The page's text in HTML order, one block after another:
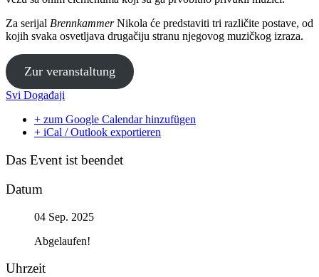
Za serijal BrennkammerNikola će predstaviti tri različite postave, od
kojih svaka osvetljava drugačiju stranu njegovog muzičkog izraza.
Zur veranstaltung
Svi Događaji
+ zum Google Calendar hinzufügen
+ iCal / Outlook exportieren
Das Event ist beendet
Datum
04 Sep. 2025
Abgelaufen!
Uhrzeit